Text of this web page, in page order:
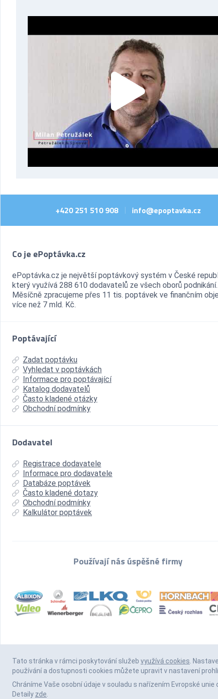
+420 251 510 908 info@epoptavka.cz
Co je ePoptávka.cz
ePoptávka.cz je největší poptávkový systém v České
který využívá 288 610 dodavatelů ze všech oborů podnikání.
Měsíčně zpracujeme přes 11 tis. poptávek ve finančním
více než 7 mld. Kč.
Poptávající
Zadat poptávku
Vyhledat v poptávkách
Informace pro poptávající
Katalog dodavatelů
Často kladené otázky
Obchodní podmínky
Dodavatel
Registrace dodavatele
Informace pro dodavatele
Databáze poptávek
Často kladené dotazy
Obchodní podmínky
Kalkulátor poptávek
Používají nás úspěšné firmy
Tato stránka v rámci poskytování služeb využívá cookies.
používání a dostupnosti cookies můžete upravit v nastavení
Chráníme Vaše osobní údaje v souladu s nařízením Evropské unie
Detaily zde.